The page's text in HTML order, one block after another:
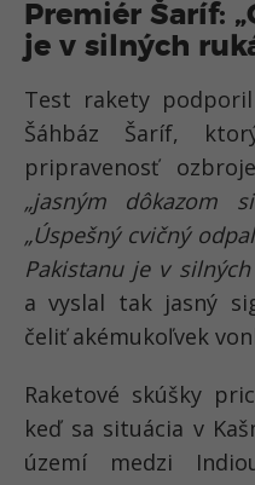
Premiér Šaríf:
je v silných
Test rakety
Šáhbáz Šaríf,
pripravenosť
„jasným dôkazom
„Úspešný cvičný
Pakistanu je v silných
a vyslal tak jasný
čeliť akémukoľvek
Raketové skúšky
keď sa situácia v
území medzi